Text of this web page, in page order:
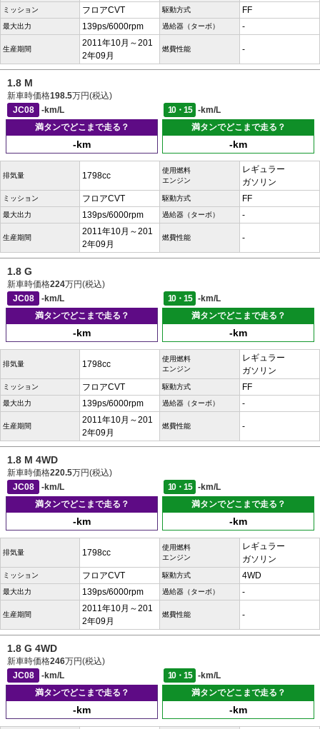
ミッション フロアCVT 駆動方式 FF
最大出力 139ps/6000rpm 過給器（ターボ） -
生産期間
2011年10月～201
2年09月
燃費性能 -
1.8 M
新車時価格198.5万円(税込)
JC08
-km/L 10・15
-km/L
満タンでどこまで走る？
-km
満タンでどこまで走る？
-km
排気量 1798cc
使用燃料
エンジン
レギュラー
ガソリン
ミッション フロアCVT 駆動方式 FF
最大出力 139ps/6000rpm 過給器（ターボ） -
生産期間
2011年10月～201
2年09月
燃費性能 -
1.8 G
新車時価格224万円(税込)
JC08
-km/L 10・15
-km/L
満タンでどこまで走る？
-km
満タンでどこまで走る？
-km
排気量 1798cc
使用燃料
エンジン
レギュラー
ガソリン
ミッション フロアCVT 駆動方式 FF
最大出力 139ps/6000rpm 過給器（ターボ） -
生産期間
2011年10月～201
2年09月
燃費性能 -
1.8 M 4WD
新車時価格220.5万円(税込)
JC08
-km/L 10・15
-km/L
満タンでどこまで走る？
-km
満タンでどこまで走る？
-km
排気量 1798cc
使用燃料
エンジン
レギュラー
ガソリン
ミッション フロアCVT 駆動方式 4WD
最大出力 139ps/6000rpm 過給器（ターボ） -
生産期間
2011年10月～201
2年09月
燃費性能 -
1.8 G 4WD
新車時価格246万円(税込)
JC08
-km/L 10・15
-km/L
満タンでどこまで走る？
-km
満タンでどこまで走る？
-km